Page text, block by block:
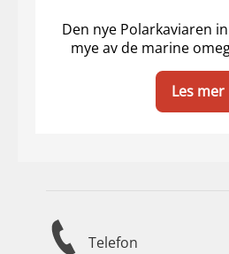
Den nye Polarkaviaren
mye av de marine
Les mer
Telefon